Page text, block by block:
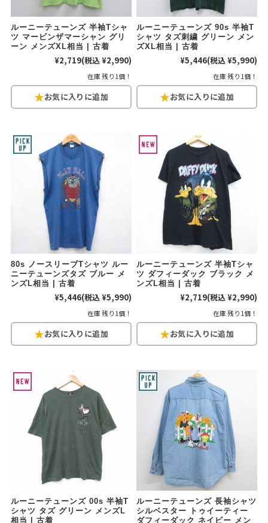
60年代 40年代
すべての年代を見る
週刊ラッシュアウト新聞
古着コラム
メディア・イベント情報
Youtube 古着屋Rush Out チャンネル
スタッフコーディネート
ご利用案内
レビュー1万件突破
会員登録
店舗一覧
古着卸売
特定商取引法に基づく表示
プライバシーポリシー
お問い合わせ
ルーニーテューンズ 半袖Tシャ
ツ マービンザマーシャン グリ
ーン メンズXL相当 | 古着
¥2,719(税込 ¥2,990)
在庫 残り1個！
ルーニーテューンズ 90s 半袖T
シャツ タズ刺繍 グリーン メン
ズXL相当 | 古着
¥5,446(税込 ¥5,990)
在庫 残り1個！
80s ノースリーブTシャツ ルー
ニーテューンズタズ ブルー メ
ンズL相当 | 古着
¥5,446(税込 ¥5,990)
在庫 残り1個！
ルーニーテューンズ 半袖Tシャ
ツ ダフィーダック ブラック メ
ンズL相当 | 古着
¥2,719(税込 ¥2,990)
在庫 残り1個！
ルーニーテューンズ 00s 半袖T
シャツ タズ グリーン メンズL
相当 | 古着
ルーニーテューンズ 長袖シャツ
シルベスター トゥイーティー
ダフィーダック ネイビー メン